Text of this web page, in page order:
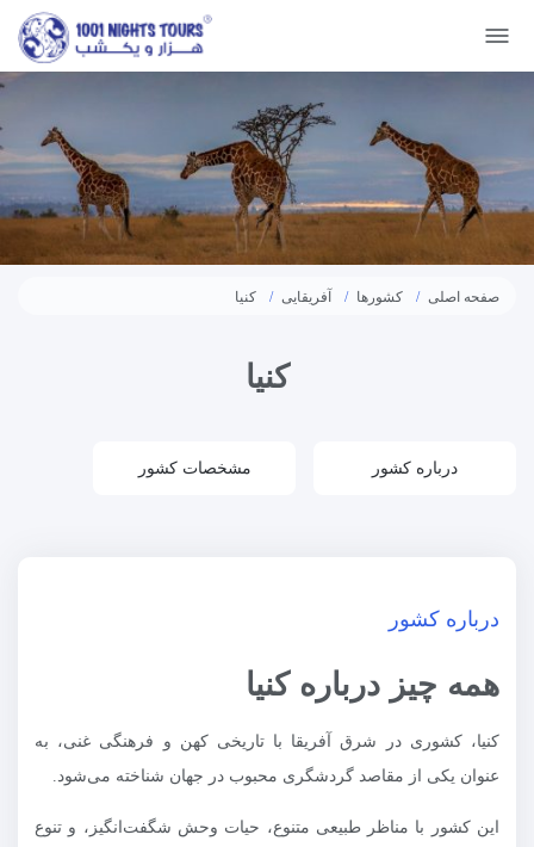
صفحه اصلی کشورها آفریقایی کنیا
کنیا
درباره کشور مشخصات کشور
درباره کشور
همه چیز درباره کنیا
کنیا، کشوری در شرق آفریقا با تاریخی کهن و فرهنگی غنی، به
عنوان یکی از مقاصد گردشگری محبوب در جهان شناخته می‌شود.
این کشور با مناظر طبیعی متنوع، حیات وحش شگفت‌انگیز، و تنوع